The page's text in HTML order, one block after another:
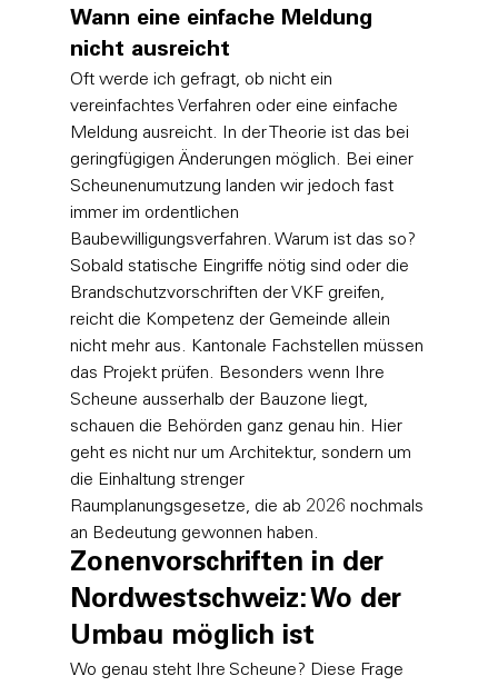
Wann eine einfache Meldung
nicht ausreicht
Oft werde ich gefragt, ob nicht ein
vereinfachtes Verfahren oder eine einfache
Meldung ausreicht. In der Theorie ist das bei
geringfügigen Änderungen möglich. Bei einer
Scheunenumutzung landen wir jedoch fast
immer im ordentlichen
Baubewilligungsverfahren. Warum ist das so?
Sobald statische Eingriffe nötig sind oder die
Brandschutzvorschriften der VKF greifen,
reicht die Kompetenz der Gemeinde allein
nicht mehr aus. Kantonale Fachstellen müssen
das Projekt prüfen. Besonders wenn Ihre
Scheune ausserhalb der Bauzone liegt,
schauen die Behörden ganz genau hin. Hier
geht es nicht nur um Architektur, sondern um
die Einhaltung strenger
Raumplanungsgesetze, die ab 2026 nochmals
an Bedeutung gewonnen haben.
Zonenvorschriften in der
Nordwestschweiz: Wo der
Umbau möglich ist
Wo genau steht Ihre Scheune? Diese Frage